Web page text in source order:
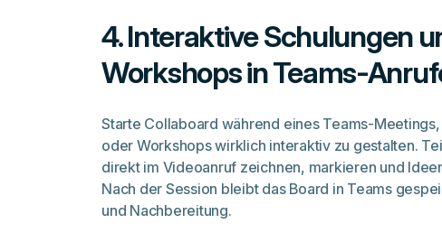
4. Interaktive Schulungen
Workshops in Teams-
Starte Collaboard während eines Teams-
oder Workshops wirklich interaktiv zu gestalten.
direkt im Videoanruf zeichnen, markieren und
Nach der Session bleibt das Board in Teams
und Nachbereitung.